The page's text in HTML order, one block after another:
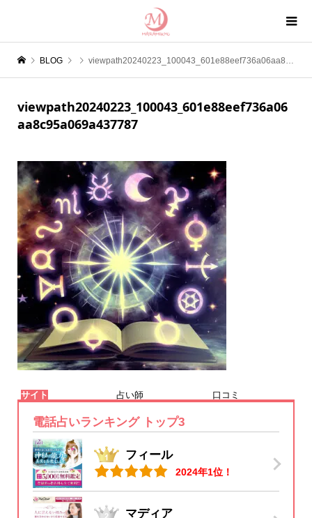
BLOG viewpath20240223_100043_601e88eef736a06aa8c95a069a437787
viewpath20240223_100043_601e88eef736a06
aa8c95a069a437787
サイト 占い師 口コミ
電話占いランキング トップ3
フィール
2024年1位！
マディア